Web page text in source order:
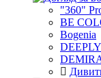
"360"
BE
Bogenia
DEEPLY